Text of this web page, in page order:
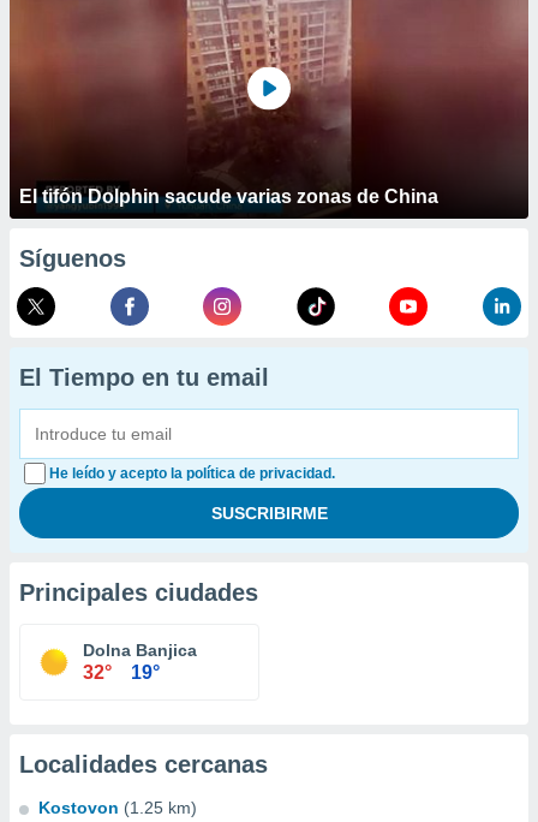
El tifón Dolphin sacude varias zonas de China
Síguenos
El Tiempo en tu email
He leído y acepto la política de privacidad.
Principales ciudades
Dolna Banjica
32° 19°
Localidades cercanas
Kostovon (1.25 km)